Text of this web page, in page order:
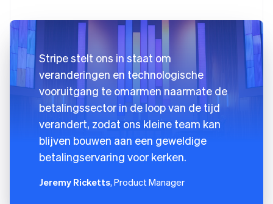
Stripe stelt ons in staat om
veranderingen en technologische
vooruitgang te omarmen naarmate de
betalingssector in de loop van de tijd
verandert, zodat ons kleine team kan
blijven bouwen aan een geweldige
betalingservaring voor kerken.
Jeremy Ricketts, Product Manager